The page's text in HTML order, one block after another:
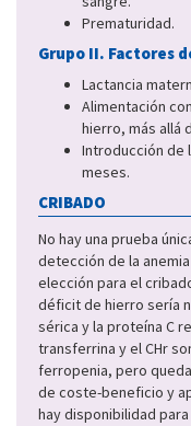
Prematuridad.
Grupo II. Factores
Lactancia
Alimentación
hierro, más allá
Introducción de
meses.
CRIBADO
No hay una prueba
detección de la
elección para el
déficit de hierro sería
sérica y la proteína C
transferrina y el CHr
ferropenia, pero
de coste-beneficio y
hay disponibilidad